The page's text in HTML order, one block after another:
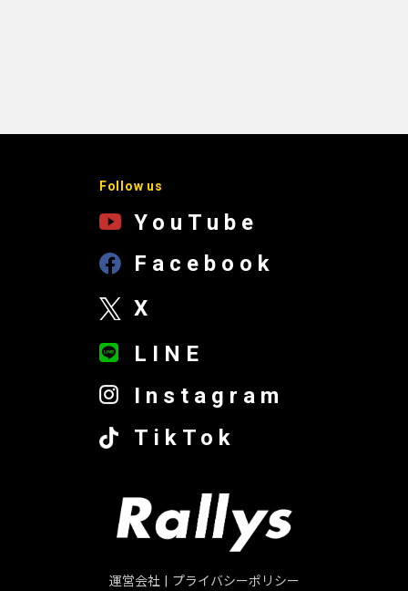
Follow us
YouTube
Facebook
X
LINE
Instagram
TikTok
運営会社 プライバシーポリシー